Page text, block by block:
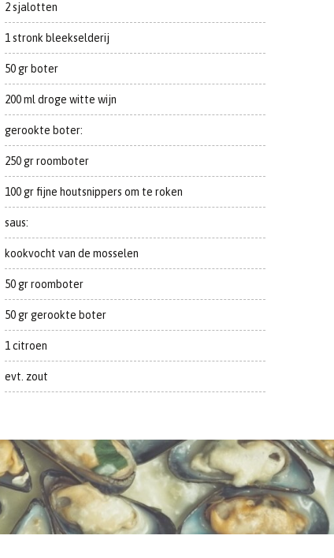
2 sjalotten
1 stronk bleekselderij
50 gr boter
200 ml droge witte wijn
gerookte boter:
250 gr roomboter
100 gr fijne houtsnippers om te roken
saus:
kookvocht van de mosselen
50 gr roomboter
50 gr gerookte boter
1 citroen
evt. zout